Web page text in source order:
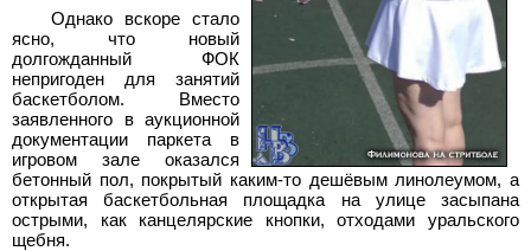
Однако вскоре стало
ясно, что новый
долгожданный ФОК
непригоден для занятий
баскетболом. Вместо
заявленного в аукционной
документации паркета в
игровом зале оказался
бетонный пол, покрытый каким-то дешёвым линолеумом, а
открытая баскетбольная площадка на улице засыпана
острыми, как канцелярские кнопки, отходами уральского
щебня.